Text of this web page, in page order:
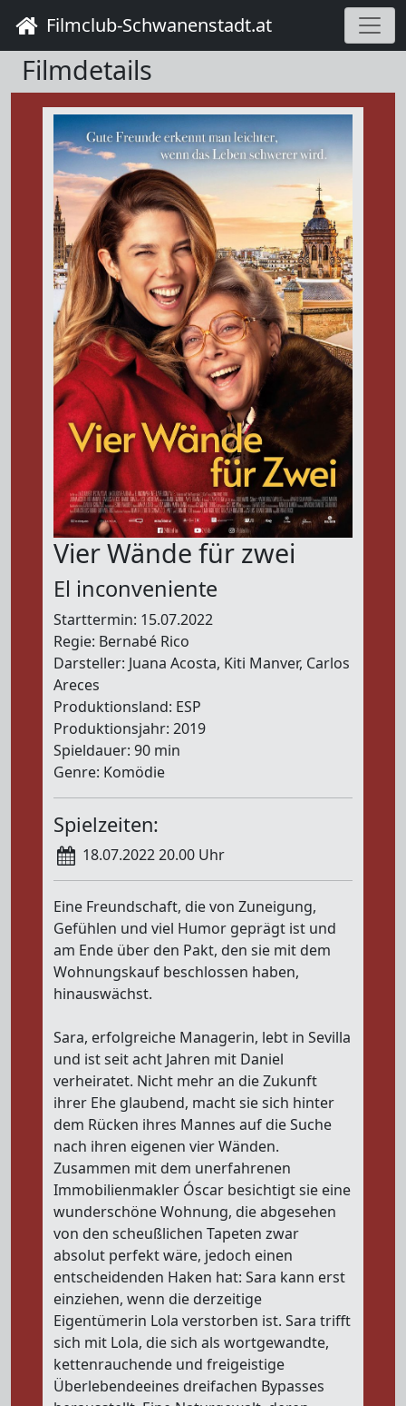
Filmclub-Schwanenstadt.at
Filmdetails
Vier Wände für zwei
El inconveniente
Starttermin: 15.07.2022
Regie: Bernabé Rico
Darsteller: Juana Acosta, Kiti Manver, Carlos
Areces
Produktionsland: ESP
Produktionsjahr: 2019
Spieldauer: 90 min
Genre: Komödie
Spielzeiten:
18.07.2022 20.00 Uhr
Eine Freundschaft, die von Zuneigung,
Gefühlen und viel Humor geprägt ist und
am Ende über den Pakt, den sie mit dem
Wohnungskauf beschlossen haben,
hinauswächst.
Sara, erfolgreiche Managerin, lebt in Sevilla
und ist seit acht Jahren mit Daniel
verheiratet. Nicht mehr an die Zukunft
ihrer Ehe glaubend, macht sie sich hinter
dem Rücken ihres Mannes auf die Suche
nach ihren eigenen vier Wänden.
Zusammen mit dem unerfahrenen
Immobilienmakler Óscar besichtigt sie eine
wunderschöne Wohnung, die abgesehen
von den scheußlichen Tapeten zwar
absolut perfekt wäre, jedoch einen
entscheidenden Haken hat: Sara kann erst
einziehen, wenn die derzeitige
Eigentümerin Lola verstorben ist. Sara trifft
sich mit Lola, die sich als wortgewandte,
kettenrauchende und freigeistige
Überlebendeeines dreifachen Bypasses